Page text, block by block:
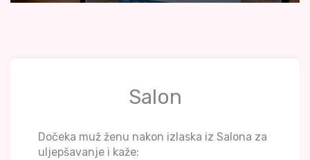
Salon
Dočeka muž ženu nakon izlaska iz Salona za
uljepšavanje i kaže: